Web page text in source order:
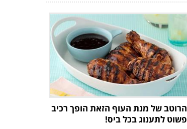
הרוטב של מנת העוף הזאת הופך רכיב
פשוט לתענוג בכל ביס!